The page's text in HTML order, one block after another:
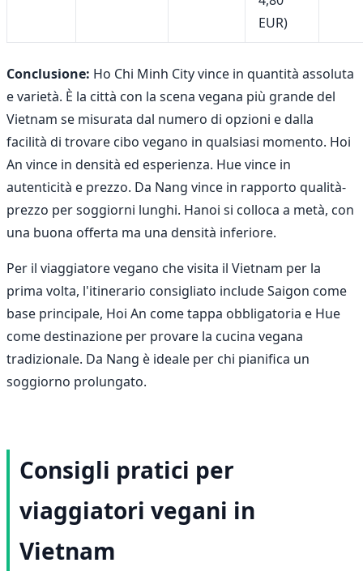
EUR)
Conclusione: Ho Chi Minh City vince in quantità assoluta
e varietà. È la città con la scena vegana più grande del
Vietnam se misurata dal numero di opzioni e dalla
facilità di trovare cibo vegano in qualsiasi momento. Hoi
An vince in densità ed esperienza. Hue vince in
autenticità e prezzo. Da Nang vince in rapporto qualità-
prezzo per soggiorni lunghi. Hanoi si colloca a metà, con
una buona offerta ma una densità inferiore.
Per il viaggiatore vegano che visita il Vietnam per la
prima volta, l'itinerario consigliato include Saigon come
base principale, Hoi An come tappa obbligatoria e Hue
come destinazione per provare la cucina vegana
tradizionale. Da Nang è ideale per chi pianifica un
soggiorno prolungato.
Consigli pratici per
viaggiatori vegani in
Vietnam